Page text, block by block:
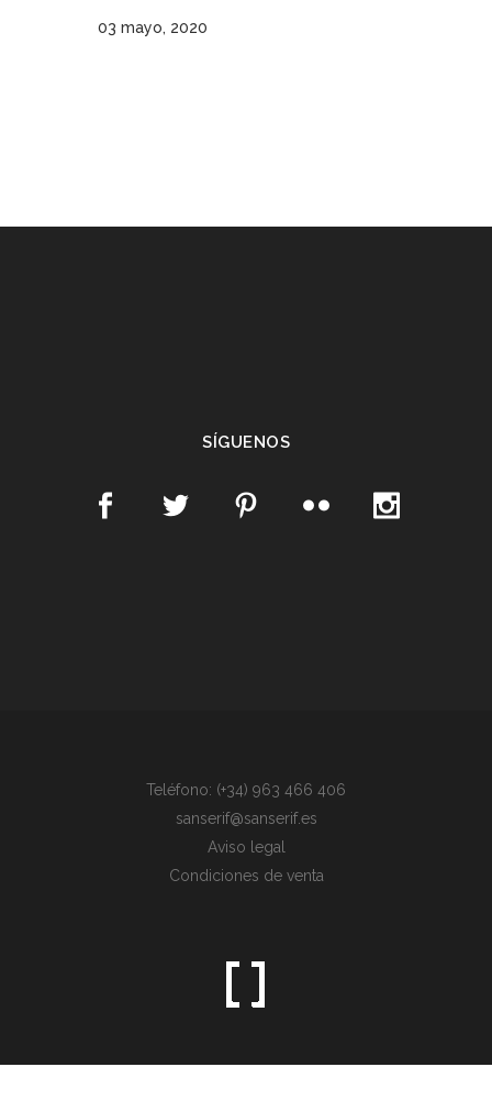
03 mayo, 2020
SÍGUENOS
Teléfono: (+34) 963 466 406
sanserif@sanserif.es
Aviso legal
Condiciones de venta